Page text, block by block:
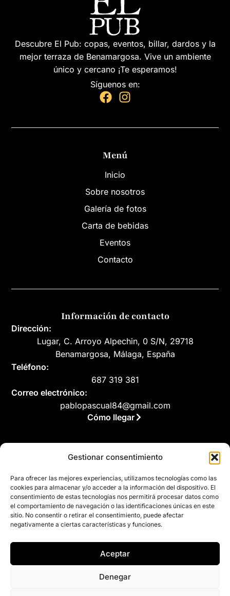
Gestionar consentimiento
Para ofrecer las mejores experiencias, utilizamos tecnologías como las
cookies para almacenar y/o acceder a la información del dispositivo. El
consentimiento de estas tecnologías nos permitirá procesar datos como
el comportamiento de navegación o las identificaciones únicas en este
sitio. No consentir o retirar el consentimiento, puede afectar
negativamente a ciertas características y funciones.
Aceptar
Denegar
Descubre El Pub: copas, eventos, billar, dardos y la
mejor terraza de Benamargosa. Vive un ambiente
único y cercano ¡Te esperamos!
Síguenos en:
Menú
Inicio
Sobre nosotros
Galería de fotos
Carta de bebidas
Eventos
Contacto
Información de contacto
Dirección:
Lugar, C. Arroyo Alpechin, 0 S/N, 29718
Benamargosa, Málaga, España
Teléfono:
687 319 381
Correo electrónico:
pablopascual84@gmail.com
Cómo llegar
Aviso legal
Política de privacidad
Política de cookies (UE)